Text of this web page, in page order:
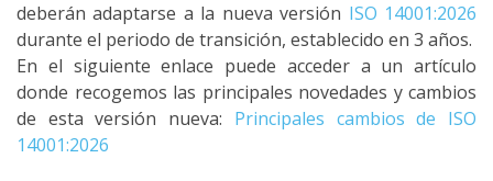
deberán adaptarse a la nueva versión ISO 14001:2026
durante el periodo de transición, establecido en 3 años.
En el siguiente enlace puede acceder a un artículo
donde recogemos las principales novedades y cambios
de esta versión nueva: Principales cambios de ISO
14001:2026